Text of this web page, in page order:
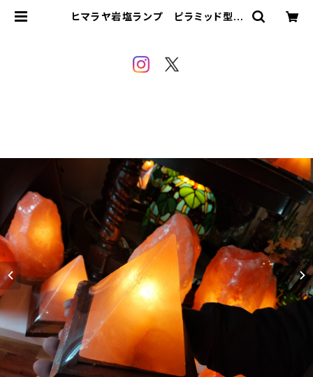
ヒマラヤ岩塩ランプ ピラミッド型 |